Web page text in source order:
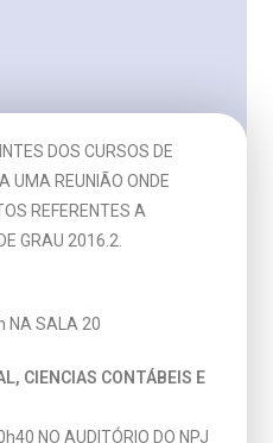
DOS CURSOS DE
UMA REUNIÃO ONDE
REFERENTES A
GRAU 2016.2.
NA SALA 20
CIENCIAS CONTÁBEIS E
NO AUDITÓRIO DO NPJ